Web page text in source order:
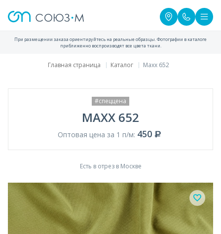
При размещении заказа ориентируйтесь на реальные образцы. Фотографии в каталоге
приближенно воспроизводят все цвета ткани.
Главная страница Каталог Maxx 652
#спеццена
MAXX 652
Оптовая цена за 1 п/м: 450
Есть в отрез в Москве